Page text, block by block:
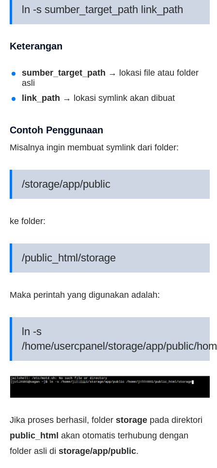
ln -s sumber_target_path link_path
Keterangan
sumber_target_path → lokasi file atau folder
asli
link_path → lokasi symlink akan dibuat
Contoh Penggunaan
Misalnya ingin membuat symlink dari folder:
/storage/app/public
ke folder:
/public_html/storage
Maka perintah yang digunakan adalah:
ln -s
/home/usercpanel/storage/app/public/
Jika proses berhasil, folder storage pada direktori
public_html akan otomatis terhubung dengan
folder asli di storage/app/public.